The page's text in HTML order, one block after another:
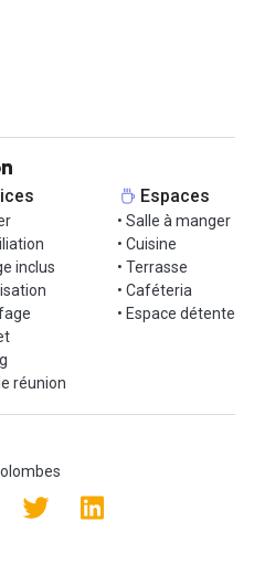
communs de l'espace ;
détente ou encore une terrasse
également louer une des six
forme de crédits !
les charges et services
du courrier, le ménage
thé et café ou encore
sont des frais supplémentaires
: la caution est de 1 mois, le
de 2 mois !
moi via la messagerie !
inclus
réunion
Espaces
• Salle à manger
• Cuisine
• Terrasse
• Caféteria
• Espace détente